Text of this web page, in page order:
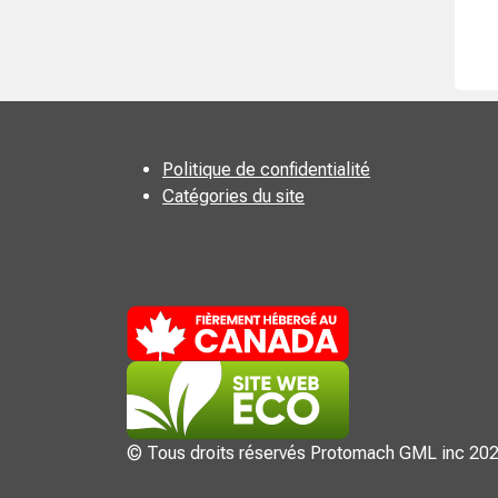
Politique de confidentialité
Catégories du site
© Tous droits réservés Protomach GML inc